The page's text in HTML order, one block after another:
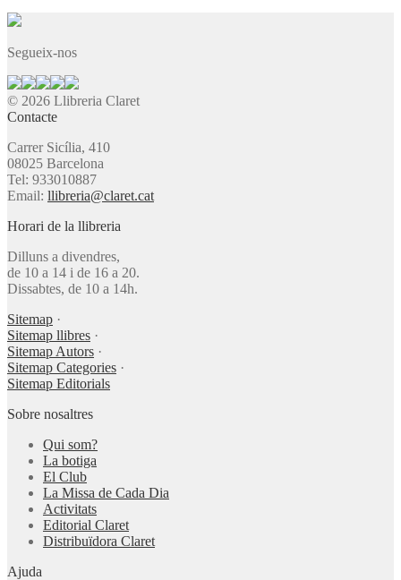
Segueix-nos
© 2026 Llibreria Claret
Contacte
Carrer Sicília, 410
08025 Barcelona
Tel: 933010887
Email: llibreria@claret.cat
Horari de la llibreria
Dilluns a divendres,
de 10 a 14 i de 16 a 20.
Dissabtes, de 10 a 14h.
Sitemap ·
Sitemap llibres ·
Sitemap Autors ·
Sitemap Categories ·
Sitemap Editorials
Sobre nosaltres
Qui som?
La botiga
El Club
La Missa de Cada Dia
Activitats
Editorial Claret
Distribuïdora Claret
Ajuda